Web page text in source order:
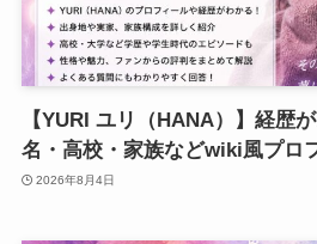
【YURI ユリ（HANA）】経歴
名・高校・家族などwiki風プロ
2026年8月4日